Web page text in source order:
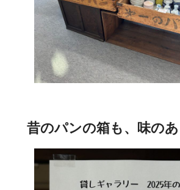
昔のパンの箱も、味の